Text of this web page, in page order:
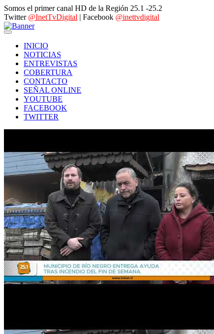
Somos el primer canal HD de la Región 25.1 -25.2
Twitter @InetTvDigital | Facebook @inettvdigital
INICIO
NOTICIAS
ENTREVISTAS
COBERTURA
CONTACTO
SEÑAL ONLINE
YOUTUBE
FACEBOOK
TWITTER